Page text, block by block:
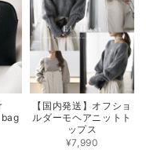
【国内発送】オフショ
ルダーモヘアニットト
ップス
¥7,990